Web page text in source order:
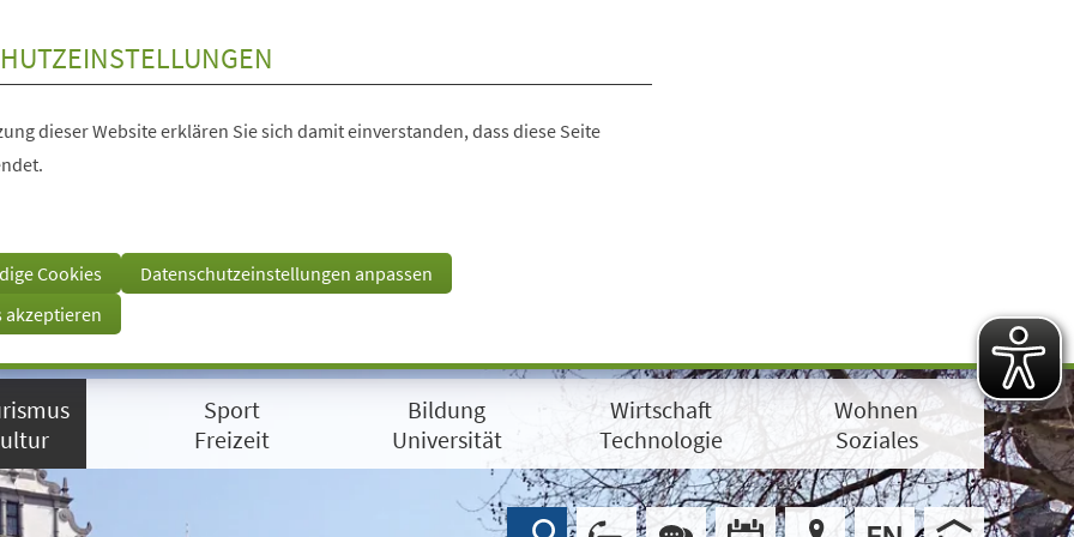
dieser Website erklären Sie sich damit einverstanden, dass diese Seite
Cookies
Datenschutzeinstellungen anpassen
akzeptieren
Sport
Freizeit
Bildung
Universität
Wirtschaft
Technologie
Wohnen
Soziales